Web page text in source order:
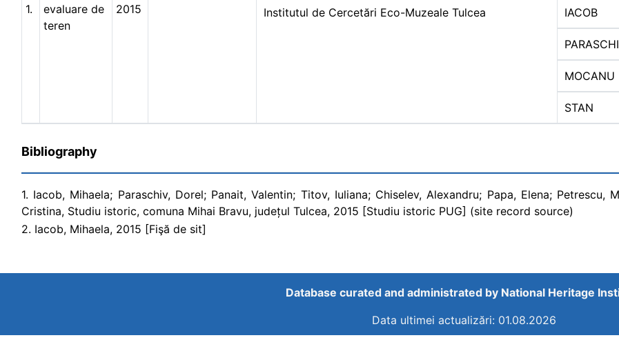
1.
evaluare de
teren
2015 Institutul de Cercetări Eco-Muzeale Tulcea IACOB
MOCANU
STAN
Bibliography
1. Iacob, Mihaela; Paraschiv, Dorel; Panait, Valentin; Titov, Iuliana; Chiselev, Alexandru; Papa, Elena; Petrescu,
Cristina, Studiu istoric, comuna Mihai Bravu, județul Tulcea, 2015 [Studiu istoric PUG] (site record source)
2. Iacob, Mihaela, 2015 [Fişă de sit]
Database curated and administrated by National Heritage
Data ultimei actualizări: 01.08.2026